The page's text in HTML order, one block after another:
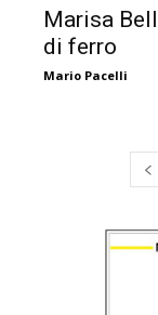
Marisa
di ferro
Mario Pacelli